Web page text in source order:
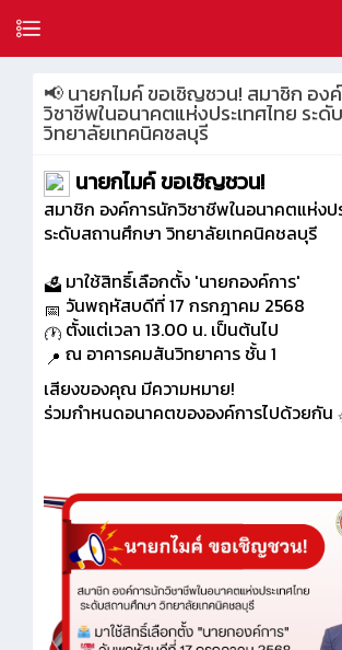
📢 นายกไมค์ ขอเชิญชวน! สมาชิก อง
วิชาชีพในอนาคตแห่งประเทศไทย ระ
วิทยาลัยเทคนิคชลบุรี
นายกไมค์ ขอเชิญชวน!
สมาชิก องค์การนักวิชาชีพในอนาคตแห่งป
ระดับสถานศึกษา วิทยาลัยเทคนิคชลบุรี
มาใช้สิทธิ์เลือกตั้ง 'นายกองค์การ'
วันพฤหัสบดีที่ 17 กรกฎาคม 2568
ตั้งแต่เวลา 13.00 น. เป็นต้นไป
ณ อาคารคมสันวิทยาคาร ชั้น 1
เสียงของคุณ มีความหมาย!
ร่วมกำหนดอนาคตขององค์การไปด้วยกัน